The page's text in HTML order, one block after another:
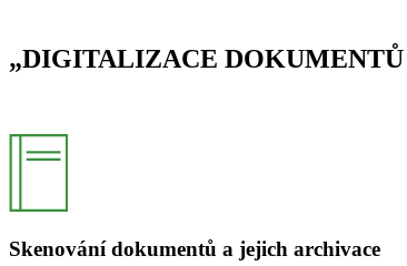
„DIGITALIZACE
Skenování dokumentů a jejich archivace